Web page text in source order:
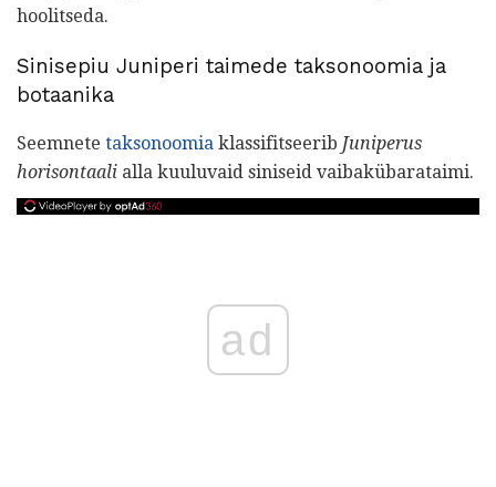
hoolitseda.
Sinisepiu Juniperi taimede taksonoomia ja
botaanika
Seemnete taksonoomia klassifitseerib Juniperus
horisontaali alla kuuluvaid siniseid vaibakübarataimi.
ad